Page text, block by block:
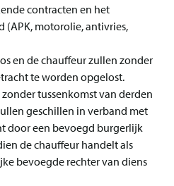
contracten en het
motorolie, antivries,
en de chauffeur zullen zonder
te worden opgelost.
tussenkomst van derden
geschillen in verband met
door een bevoegd burgerlijk
de chauffeur handelt als
bevoegde rechter van diens